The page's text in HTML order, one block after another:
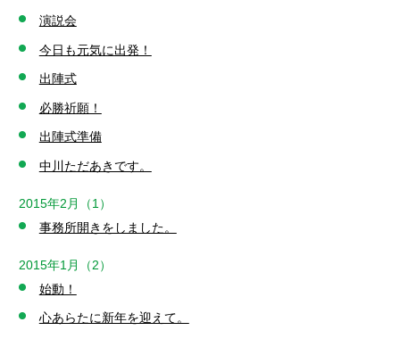
演説会
今日も元気に出発！
出陣式
必勝祈願！
出陣式準備
中川ただあきです。
2015年2月（1）
事務所開きをしました。
2015年1月（2）
始動！
心あらたに新年を迎えて。